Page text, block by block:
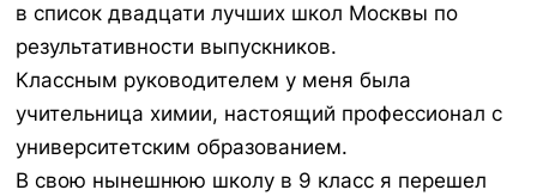
в список двадцати лучших школ Москвы по
результативности выпускников.
Классным руководителем у меня была
учительница химии, настоящий профессионал с
университетским образованием.
В свою нынешнюю школу в 9 класс я перешел